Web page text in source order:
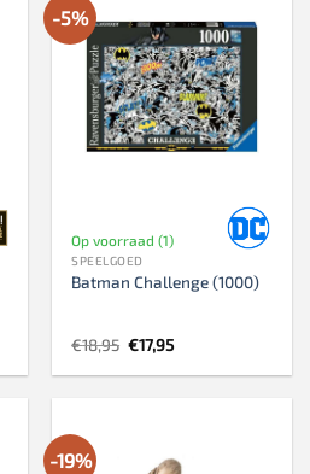
-5%
Op voorraad (1)
SPEELGOED
Batman Challenge (1000)
€18,95 Oorspronkelijke
prijs
was:
€17,95Huidige
is:
-19%